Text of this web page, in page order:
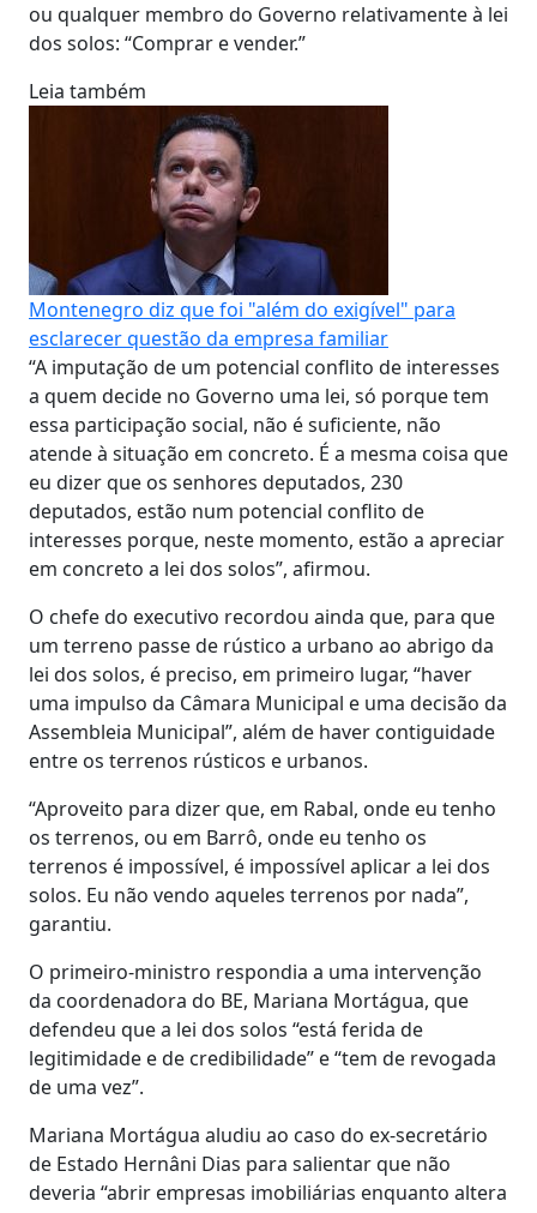
ou qualquer membro do Governo relativamente à lei
dos solos: “Comprar e vender.”
Leia também
Montenegro diz que foi "além do exigível" para
esclarecer questão da empresa familiar
“A imputação de um potencial conflito de interesses
a quem decide no Governo uma lei, só porque tem
essa participação social, não é suficiente, não
atende à situação em concreto. É a mesma coisa que
eu dizer que os senhores deputados, 230
deputados, estão num potencial conflito de
interesses porque, neste momento, estão a apreciar
em concreto a lei dos solos”, afirmou.
O chefe do executivo recordou ainda que, para que
um terreno passe de rústico a urbano ao abrigo da
lei dos solos, é preciso, em primeiro lugar, “haver
uma impulso da Câmara Municipal e uma decisão da
Assembleia Municipal”, além de haver contiguidade
entre os terrenos rústicos e urbanos.
“Aproveito para dizer que, em Rabal, onde eu tenho
os terrenos, ou em Barrô, onde eu tenho os
terrenos é impossível, é impossível aplicar a lei dos
solos. Eu não vendo aqueles terrenos por nada”,
garantiu.
O primeiro-ministro respondia a uma intervenção
da coordenadora do BE, Mariana Mortágua, que
defendeu que a lei dos solos “está ferida de
legitimidade e de credibilidade” e “tem de revogada
de uma vez”.
Mariana Mortágua aludiu ao caso do ex-secretário
de Estado Hernâni Dias para salientar que não
deveria “abrir empresas imobiliárias enquanto altera